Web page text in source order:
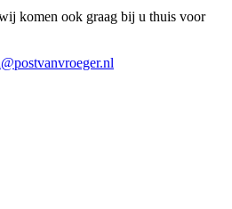
komen ook graag bij u thuis voor